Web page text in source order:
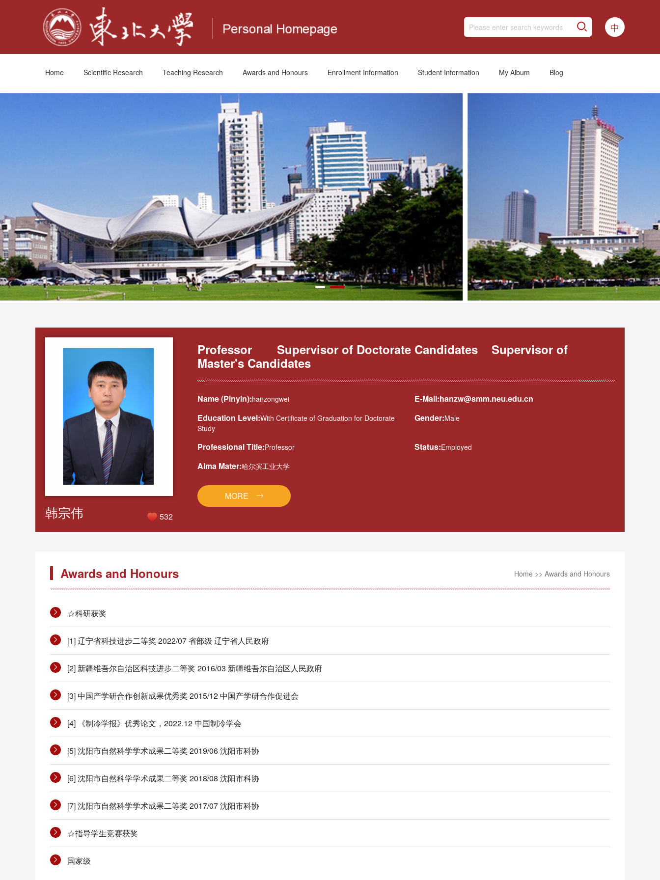
中
Home Scientific Research Teaching Research Awards and Honours Enrollment Information Student Information My Album Blog
韩宗伟 532
Professor
Supervisor of Doctorate Candidates Supervisor of
Master's Candidates
Name (Pinyin):hanzongwei E-Mail:hanzw@smm.neu.edu.cn
Education Level:With Certificate of Graduation for Doctorate
Study
Gender:Male
Professional Title:Professor Status:Employed
Alma Mater:哈尔滨工业大学
MORE
Awards and Honours Home >> Awards and Honours
☆科研获奖
[1] 辽宁省科技进步二等奖 2022/07 省部级 辽宁省人民政府
[2] 新疆维吾尔自治区科技进步二等奖 2016/03 新疆维吾尔自治区人民政府
[3] 中国产学研合作创新成果优秀奖 2015/12 中国产学研合作促进会
[4] 《制冷学报》优秀论文，2022.12 中国制冷学会
[5] 沈阳市自然科学学术成果二等奖 2019/06 沈阳市科协
[6] 沈阳市自然科学学术成果二等奖 2018/08 沈阳市科协
[7] 沈阳市自然科学学术成果二等奖 2017/07 沈阳市科协
☆指导学生竞赛获奖
国家级